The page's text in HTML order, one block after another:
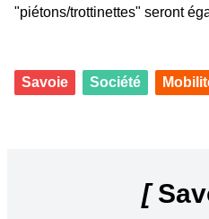
"piétons/trottinettes" seront
Savoie Société
[